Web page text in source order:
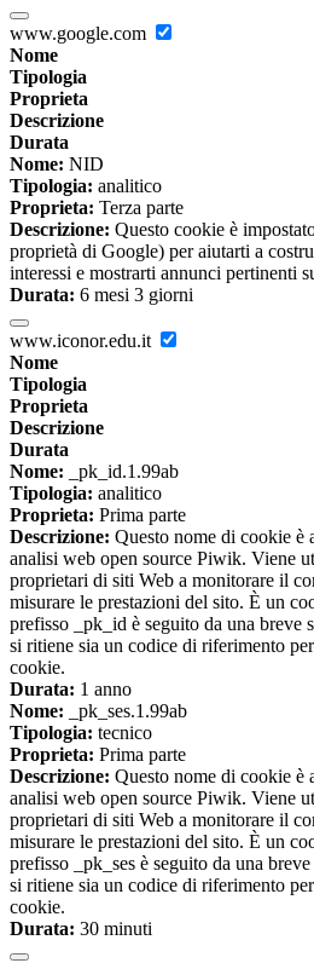
www.google.com
Nome
Tipologia
Proprieta
Descrizione
Durata
Nome: NID
Tipologia: analitico
Proprieta: Terza parte
Descrizione: Questo cookie è
proprietà di Google) per aiutarti a
interessi e mostrarti annunci pertinenti
Durata: 6 mesi 3 giorni
www.iconor.edu.it
Nome
Tipologia
Proprieta
Descrizione
Durata
Nome: _pk_id.1.99ab
Tipologia: analitico
Proprieta: Prima parte
Descrizione: Questo nome di cookie è
analisi web open source Piwik. Viene
proprietari di siti Web a monitorare il
misurare le prestazioni del sito. È un
prefisso _pk_id è seguito da una breve
si ritiene sia un codice di riferimento
cookie.
Durata: 1 anno
Nome: _pk_ses.1.99ab
Tipologia: tecnico
Proprieta: Prima parte
Descrizione: Questo nome di cookie è
analisi web open source Piwik. Viene
proprietari di siti Web a monitorare il
misurare le prestazioni del sito. È un
prefisso _pk_ses è seguito da una
si ritiene sia un codice di riferimento
cookie.
Durata: 30 minuti